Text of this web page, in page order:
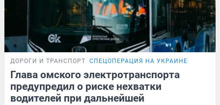
ДОРОГИ И ТРАНСПОРТ СПЕЦОПЕРАЦИЯ НА УКРАИНЕ
Глава омского электротранспорта
предупредил о риске нехватки
водителей при дальнейшей